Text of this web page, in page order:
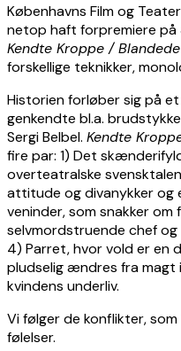
Københavns Film og
netop haft forpremiere på
Kendte Kroppe /
forskellige teknikker,
Historien forløber sig på
genkendte bl.a.
Sergi Belbel. Kendte
fire par: 1) Det
overteatralske
attitude og divanykker
veninder, som snakker
selvmordstruende chef
4) Parret, hvor vold er en
pludselig ændres fra magt
kvindens underliv.
Vi følger de konflikter,
følelser.